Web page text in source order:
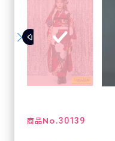
商品No.30139